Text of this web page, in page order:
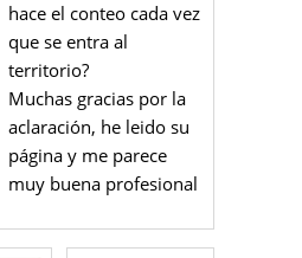
hace el conteo cada vez
que se entra al
territorio?
Muchas gracias por la
aclaración, he leido su
página y me parece
muy buena profesional